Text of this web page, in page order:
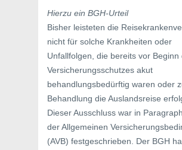
Hierzu ein BGH-Urteil
Bisher leisteten die
nicht für solche Krankheiten oder
Unfallfolgen, die bereits vor Beginn
Versicherungsschutzes akut
behandlungsbedürftig waren oder
Behandlung die Auslandsreise
Dieser Ausschluss war in
der Allgemeinen
(AVB) festgeschrieben. Der BGH